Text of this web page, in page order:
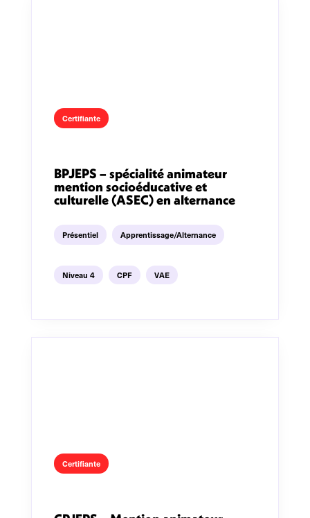
Certifiante
BPJEPS – spécialité animateur
mention socioéducative et
culturelle (ASEC) en alternance
Présentiel Apprentissage/Alternance
Niveau 4 CPF VAE
Certifiante